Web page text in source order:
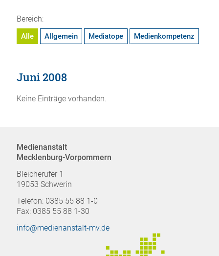
Bereich:
Alle Allgemein Mediatope Medienkompetenz
Juni 2008
Keine Einträge vorhanden.
Medienanstalt
Mecklenburg-Vorpommern
Bleicherufer 1
19053 Schwerin
Telefon: 0385 55 88 1-0
Fax: 0385 55 88 1-30
info@medienanstalt-mv.de